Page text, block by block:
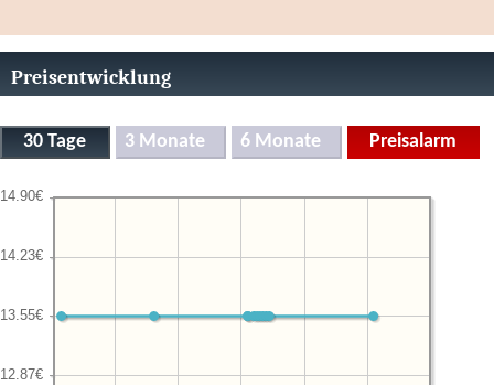
Preisentwicklung